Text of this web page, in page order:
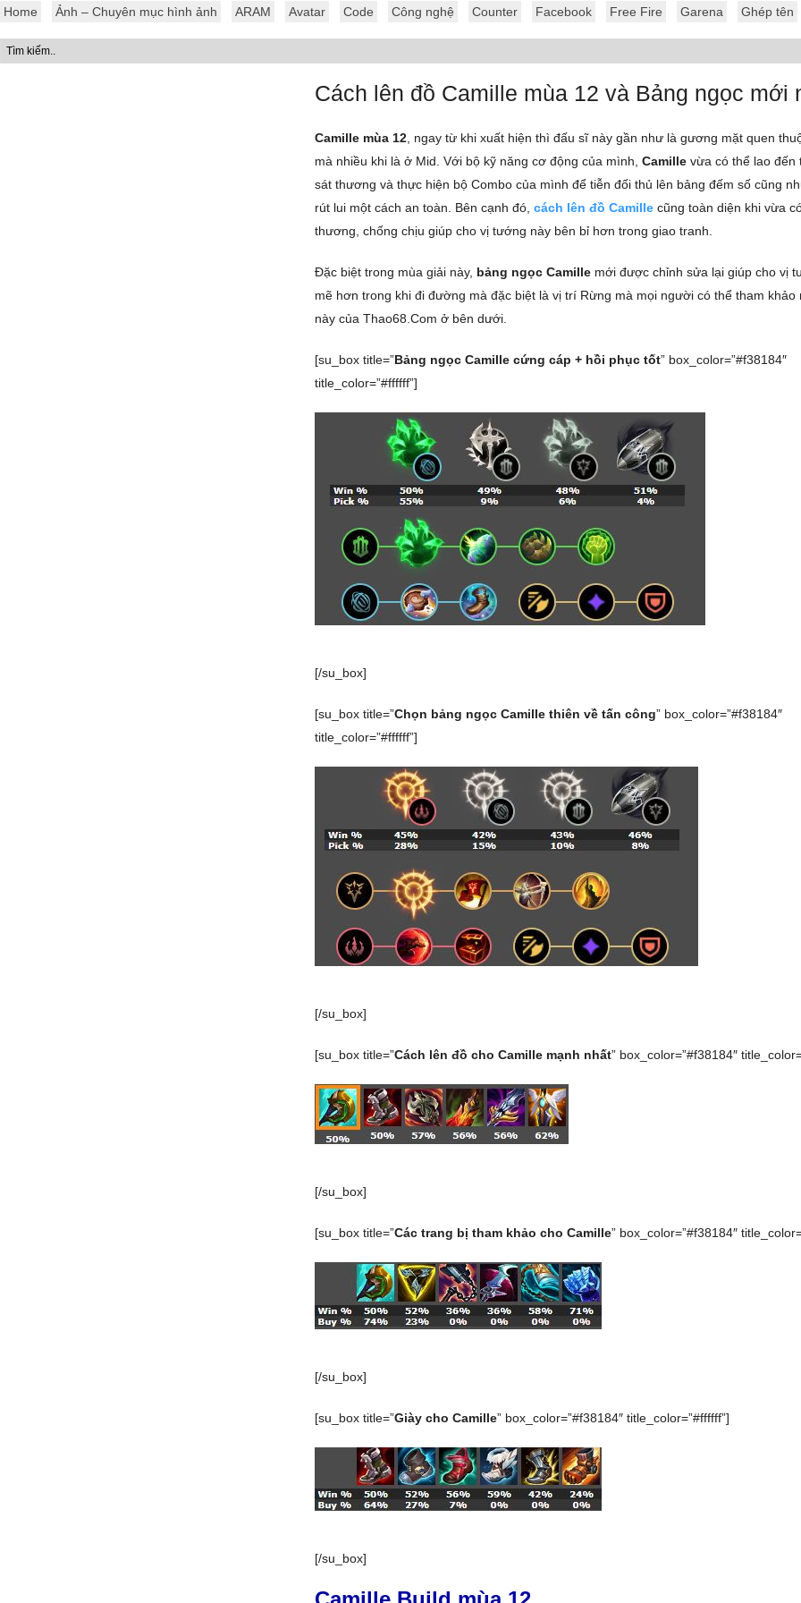
Home Ảnh – Chuyên mục hình ảnh ARAM Avatar Code Công nghệ Counter Facebook Free Fire Garena Ghép tên
Cách lên đồ Camille mùa 12 và Bảng ngọc mới
Camille mùa 12 , ngay từ khi xuất hiện thì đấu sĩ này gần như là gương mặt quen
mà nhiều khi là ở Mid. Với bộ kỹ năng cơ động của mình, Camille vừa có thể lao đến
sát thương và thực hiện bộ Combo của mình để tiễn đối thủ lên bảng đếm số cũng
rút lui một cách an toàn. Bên cạnh đó, cách lên đồ Camille cũng toàn diện khi vừa
thương, chống chịu giúp cho vị tướng này bên bỉ hơn trong giao tranh.
Đặc biệt trong mùa giải này, bảng ngọc Camille mới được chỉnh sửa lại giúp cho vị
mẽ hơn trong khi đi đường mà đặc biệt là vị trí Rừng mà mọi người có thể tham khảo
này của Thao68.Com ở bên dưới.
[su_box title=”Bảng ngọc Camille cứng cáp + hồi phục tốt” box_color=”#f38184″
title_color=”#ffffff”]
[/su_box]
[su_box title=”Chọn bảng ngọc Camille thiên về tấn công” box_color=”#f38184″
title_color=”#ffffff”]
[/su_box]
[su_box title=”Cách lên đồ cho Camille mạnh nhất” box_color=”#f38184″
[/su_box]
[su_box title=”Các trang bị tham khảo cho Camille” box_color=”#f38184″
[/su_box]
[su_box title=”Giày cho Camille” box_color=”#f38184″ title_color=”#ffffff”]
[/su_box]